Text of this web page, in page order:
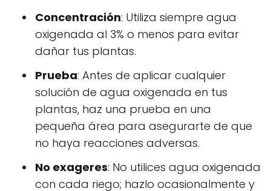
Concentración: Utiliza siempre agua
oxigenada al 3% o menos para evitar
dañar tus plantas.
Prueba: Antes de aplicar cualquier
solución de agua oxigenada en tus
plantas, haz una prueba en una
pequeña área para asegurarte de que
no haya reacciones adversas.
No exageres: No utilices agua oxigenada
con cada riego; hazlo ocasionalmente y